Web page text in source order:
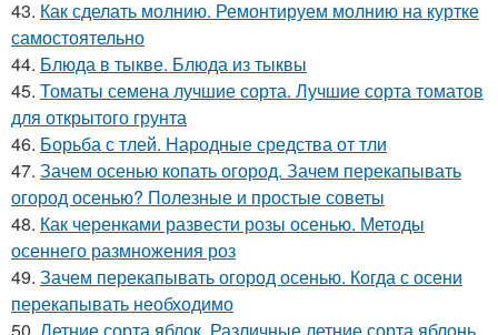
43. Как сделать молнию. Ремонтируем молнию на куртке
самостоятельно
44. Блюда в тыкве. Блюда из тыквы
45. Томаты семена лучшие сорта. Лучшие сорта томатов
для открытого грунта
46. Борьба с тлей. Народные средства от тли
47. Зачем осенью копать огород. Зачем перекапывать
огород осенью? Полезные и простые советы
48. Как черенками развести розы осенью. Методы
осеннего размножения роз
49. Зачем перекапывать огород осенью. Когда с осени
перекапывать необходимо